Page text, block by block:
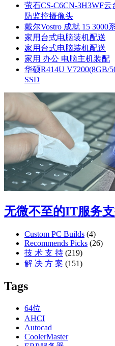
萤石CS-C6CN-3H3WF
防监控摄像头
戴尔Vostro 成就 15 3000
家用台式电脑装机配送
家用台式电脑装机配送
家用 办公 电脑主机装配
华硕R414U V7200(8GB/
SSD
无微不至的IT服务
Custom PC Builds (4)
Recommends Picks (26)
技 术 支 持 (219)
解 决 方 案 (151)
Tags
64位
AHCI
Autocad
CoolerMaster